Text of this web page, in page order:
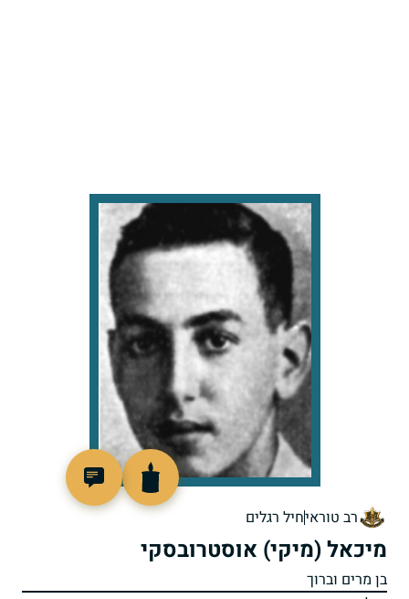
רב טוראיחיל רגלים
מיכאל (מיקי) אוסטרובסקי
בן מרים וברוך